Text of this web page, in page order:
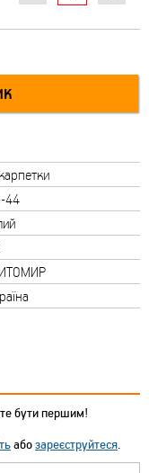
44
бути першим!
абозареєструйтеся.